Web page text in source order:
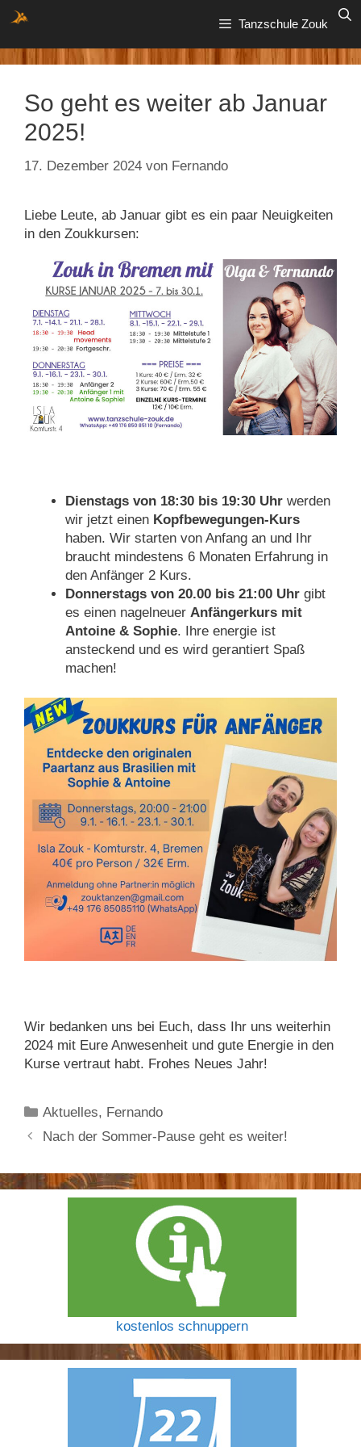
Zum
Inhalt
springen
Tanzschule Zouk
So geht es weiter ab Januar
2025!
17. Dezember 2024 von Fernando
Liebe Leute, ab Januar gibt es ein paar Neuigkeiten
in den Zoukkursen:
Dienstags von 18:30 bis 19:30 Uhr werden
wir jetzt einen Kopfbewegungen-Kurs
haben. Wir starten von Anfang an und Ihr
braucht mindestens 6 Monaten Erfahrung in
den Anfänger 2 Kurs.
Donnerstags von 20.00 bis 21:00 Uhr gibt
es einen nagelneuer Anfängerkurs mit
Antoine & Sophie. Ihre energie ist
ansteckend und es wird gerantiert Spaß
machen!
Wir bedanken uns bei Euch, dass Ihr uns weiterhin
2024 mit Eure Anwesenheit und gute Energie in den
Kurse vertraut habt. Frohes Neues Jahr!
Kategorien
Aktuelles, Fernando
Nach der Sommer-Pause geht es weiter!
kostenlos schnuppern